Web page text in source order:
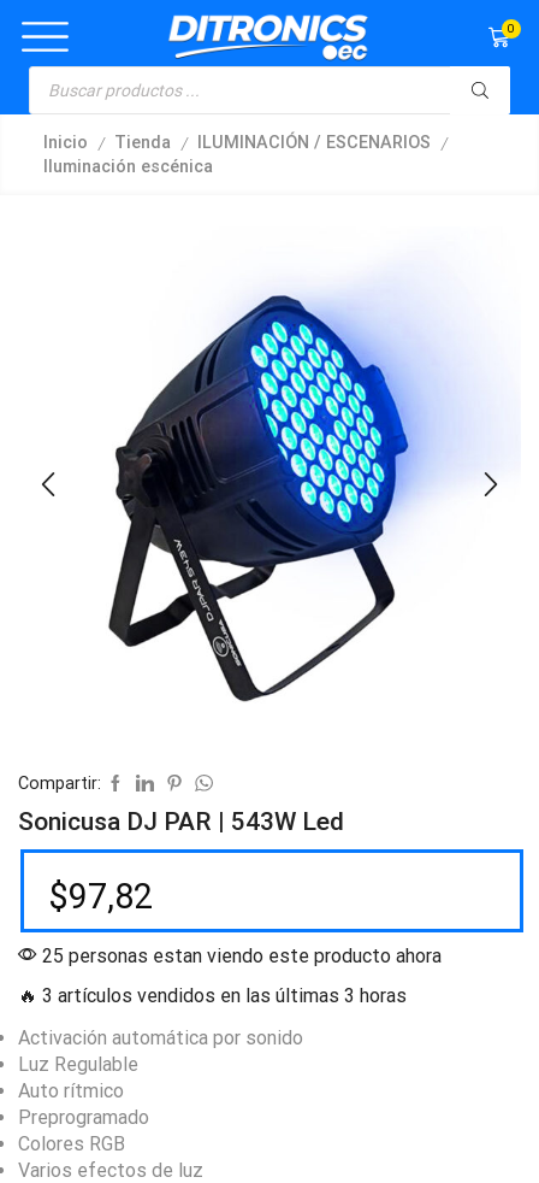
0
Inicio / Tienda / ILUMINACIÓN / ESCENARIOS /
Iluminación escénica
Compartir:
Sonicusa DJ PAR | 543W Led
$97,82
25 personas estan viendo este producto ahora
🔥 3 artículos vendidos en las últimas 3 horas
Activación automática por sonido
Luz Regulable
Auto rítmico
Preprogramado
Colores RGB
Varios efectos de luz